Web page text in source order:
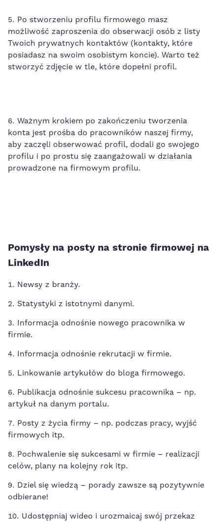
Po stworzeniu profilu firmowego masz
możliwość zaproszenia do obserwacji osób z listy
Twoich prywatnych kontaktów (kontakty, które
posiadasz na swoim osobistym koncie). Warto też
stworzyć zdjęcie w tle, które dopełni profil.
Ważnym krokiem po zakończeniu tworzenia
konta jest prośba do pracowników naszej firmy,
aby zaczęli obserwować profil, dodali go swojego
profilu i po prostu się zaangażowali w działania
prowadzone na firmowym profilu.
Pomysły na posty na stronie firmowej na
LinkedIn
Newsy z branży.
Statystyki z istotnymi danymi.
Informacja odnośnie nowego pracownika w
firmie.
Informacja odnośnie rekrutacji w firmie.
Linkowanie artykułów do bloga firmowego.
Publikacja odnośnie sukcesu pracownika – np.
artykuł na danym portalu.
Posty z życia firmy – np. podczas pracy, wyjść
firmowych itp.
Pochwalenie się sukcesami w firmie – realizacji
celów, plany na kolejny rok itp.
Dziel się wiedzą – porady zawsze są pozytywnie
odbierane!
Udostępniaj wideo i urozmaicaj swój przekaz